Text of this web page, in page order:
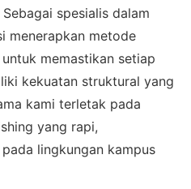
spesialis dalam
menerapkan metode
memastikan setiap
kekuatan struktural yang
kami terletak pada
yang rapi,
lingkungan kampus